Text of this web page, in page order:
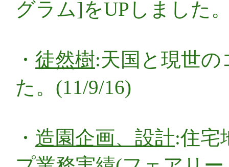
グラム]をUPしました
・ 徒然樹:天国と現世
た。(11/9/16)
・ 造園企画、設計:住宅